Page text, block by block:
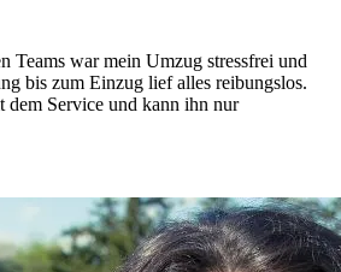
Teams war mein Umzug stressfrei und
bis zum Einzug lief alles reibungslos.
dem Service und kann ihn nur